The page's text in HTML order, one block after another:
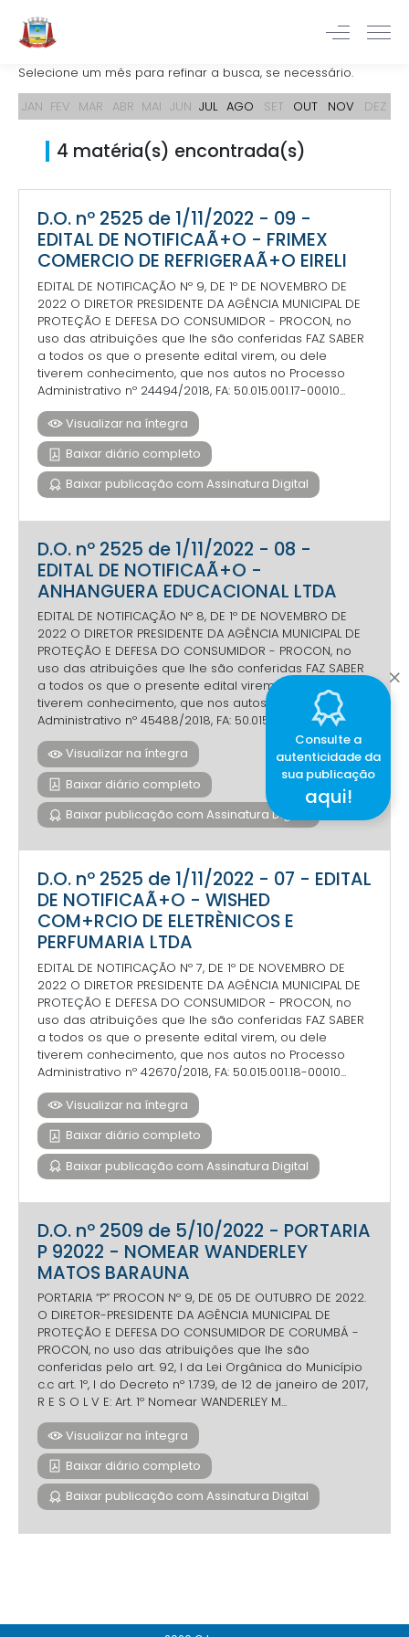
Selecione um mês para refinar a busca, se necessário.
JAN FEV MAR ABR MAI JUN JUL AGO SET OUT NOV DEZ
4 matéria(s) encontrada(s)
D.O. nº 2525 de 1/11/2022 - 09 -
EDITAL DE NOTIFICAÃ+O - FRIMEX
COMERCIO DE REFRIGERAÃ+O EIRELI
EDITAL DE NOTIFICAÇÃO Nº 9, DE 1º DE NOVEMBRO DE
2022 O DIRETOR PRESIDENTE DA AGÊNCIA MUNICIPAL DE
PROTEÇÃO E DEFESA DO CONSUMIDOR - PROCON, no
uso das atribuições que lhe são conferidas FAZ SABER
a todos os que o presente edital virem, ou dele
tiverem conhecimento, que nos autos no Processo
Administrativo nº 24494/2018, FA: 50.015.001.17-00010...
Visualizar na íntegra
Baixar diário completo
Baixar publicação com Assinatura Digital
D.O. nº 2525 de 1/11/2022 - 08 -
EDITAL DE NOTIFICAÃ+O -
ANHANGUERA EDUCACIONAL LTDA
EDITAL DE NOTIFICAÇÃO Nº 8, DE 1º DE NOVEMBRO DE
2022 O DIRETOR PRESIDENTE DA AGÊNCIA MUNICIPAL DE
PROTEÇÃO E DEFESA DO CONSUMIDOR - PROCON, no
uso das atribuições que lhe são conferidas FAZ SABER
a todos os que o presente edital virem, ou dele
tiverem conhecimento, que nos autos no Processo
Administrativo nº 45488/2018, FA: 50.015.001.17-00021...
Visualizar na íntegra
Baixar diário completo
Baixar publicação com Assinatura Digital
D.O. nº 2525 de 1/11/2022 - 07 - EDITAL
DE NOTIFICAÃ+O - WISHED
COM+RCIO DE ELETRÈNICOS E
PERFUMARIA LTDA
EDITAL DE NOTIFICAÇÃO Nº 7, DE 1º DE NOVEMBRO DE
2022 O DIRETOR PRESIDENTE DA AGÊNCIA MUNICIPAL DE
PROTEÇÃO E DEFESA DO CONSUMIDOR - PROCON, no
uso das atribuições que lhe são conferidas FAZ SABER
a todos os que o presente edital virem, ou dele
tiverem conhecimento, que nos autos no Processo
Administrativo nº 42670/2018, FA: 50.015.001.18-00010...
Visualizar na íntegra
Baixar diário completo
Baixar publicação com Assinatura Digital
D.O. nº 2509 de 5/10/2022 - PORTARIA
P 92022 - NOMEAR WANDERLEY
MATOS BARAUNA
PORTARIA “P” PROCON Nº 9, DE 05 DE OUTUBRO DE 2022.
O DIRETOR-PRESIDENTE DA AGÊNCIA MUNICIPAL DE
PROTEÇÃO E DEFESA DO CONSUMIDOR DE CORUMBÁ -
PROCON, no uso das atribuições que lhe são
conferidas pelo art. 92, I da Lei Orgânica do Município
c.c art. 1º, I do Decreto nº 1.739, de 12 de janeiro de 2017,
R E S O L V E: Art. 1º Nomear WANDERLEY M...
Visualizar na íntegra
Baixar diário completo
Baixar publicação com Assinatura Digital
Consulte a
autenticidade da
sua publicação
aqui!